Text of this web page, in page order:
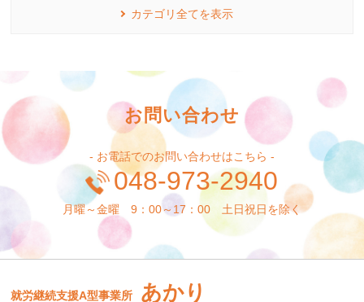
カテゴリ全てを表示
お問い合わせ
- お電話でのお問い合わせはこちら -
048-973-2940
月曜～金曜 9：00～17：00 土日祝日を除く
就労継続支援A型事業所 あかり